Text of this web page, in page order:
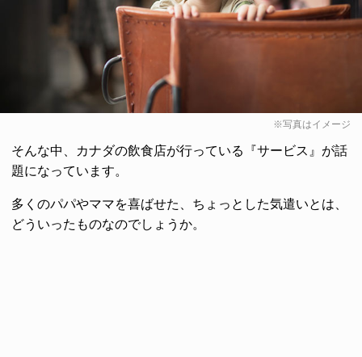
※写真はイメージ
そんな中、カナダの飲食店が行っている『サービス』が話
題になっています。
多くのパパやママを喜ばせた、ちょっとした気遣いとは、
どういったものなのでしょうか。